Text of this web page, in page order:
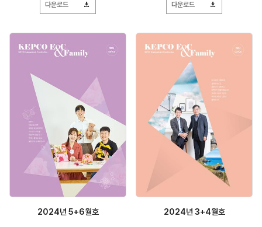
다운로드 다운로드
2024년 5+6월호 2024년 3+4월호